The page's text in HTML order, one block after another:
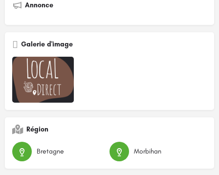
Annonce
Galerie d'image
Région
Bretagne Morbihan